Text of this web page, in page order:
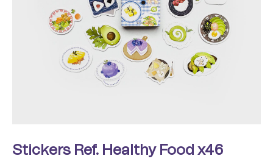
Stickers Ref. Healthy Food x46